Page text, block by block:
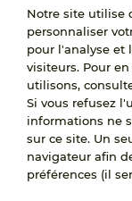
Notre site utilise
personnaliser
pour l'analyse et
visiteurs. Pour
utilisons,
Si vous refusez
informations ne
sur ce site. Un
navigateur afin
préférences (il
janvier 2023, a pour
119,
demandes d’accès
Protégée est
l’ensemble des
politique publique à
nationaux.